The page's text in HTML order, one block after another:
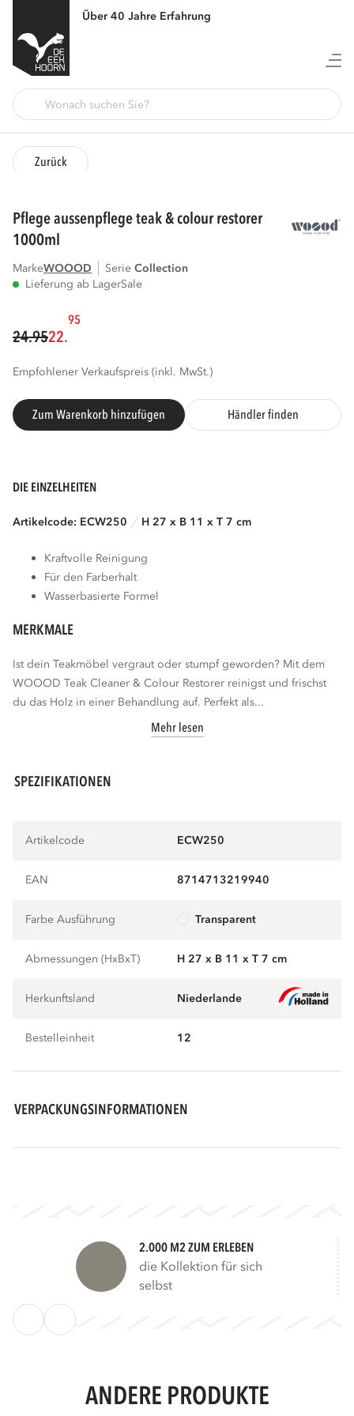
Über 40 Jahre Erfahrung
Zurück
pflege aussenpflege teak & colour restorer
1000ml
MarkeWOOOD Serie
collection
Lieferung ab LagerSale
24.9522.
95
Empfohlener Verkaufspreis (inkl. MwSt.)
Zum Warenkorb hinzufügen Händler finden
DIE EINZELHEITEN
Artikelcode: ECW250 H 27 x B 11 x T 7 cm
Kraftvolle Reinigung
Für den Farberhalt
Wasserbasierte Formel
MERKMALE
Ist dein Teakmöbel vergraut oder stumpf geworden? Mit dem
WOOOD Teak Cleaner & Colour Restorer reinigst und frischst
du das Holz in einer Behandlung auf. Perfekt als...
Mehr lesen
SPEZIFIKATIONEN
Artikelcode ECW250
EAN 8714713219940
Farbe Ausführung transparent
Abmessungen (HxBxT) H 27 x B 11 x T 7 cm
Herkunftsland Niederlande
Bestelleinheit 12
VERPACKUNGSINFORMATIONEN
2.000 M2 ZUM ERLEBEN
die Kollektion für sich
selbst
ANDERE PRODUKTE